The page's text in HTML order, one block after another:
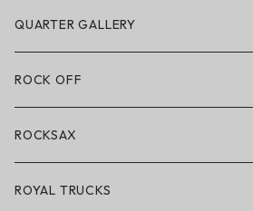
POLeR × LAKAI
アパレル
アクセサリー・小物
アパレル
ハードグッズ
QUARTER GALLERY
ROCK OFF
ROCKSAX
ROYAL TRUCKS